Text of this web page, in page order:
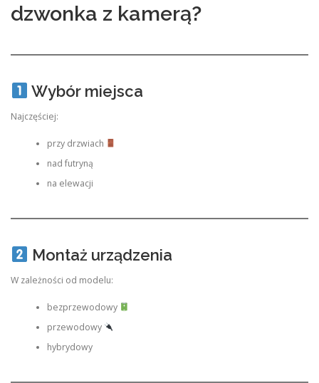
dzwonka z kamerą?
Wybór miejsca
Najczęściej:
przy drzwiach
nad futryną
na elewacji
Montaż urządzenia
W zależności od modelu:
bezprzewodowy
przewodowy
hybrydowy